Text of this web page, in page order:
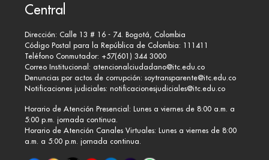
Central
Dirección: Calle 13 # 16 - 74. Bogotá, Colombia
Código Postal para la República de Colombia: 111411
Teléfono Conmutador: +57(601) 344 3000
Correo Institucional: atencionalciudadano@itc.edu.co
Denuncias por actos de corrupción: soytransparente@itc.edu.co
Notificaciones judiciales: notificacionesjudiciales@itc.edu.co
Horario de Atención Presencial: Lunes a viernes de 8:00 a.m. a
5:00 p.m. jornada continua.
Horario de Atención Canales Virtuales: Lunes a viernes de 8:00
a.m. a 5:00 p.m. jornada continua.